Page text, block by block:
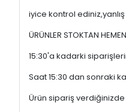
iyice kontrol
ÜRÜNLER STOKTAN
15:30'a kadarki
Saat 15:30 dan sonraki
Ürün sipariş